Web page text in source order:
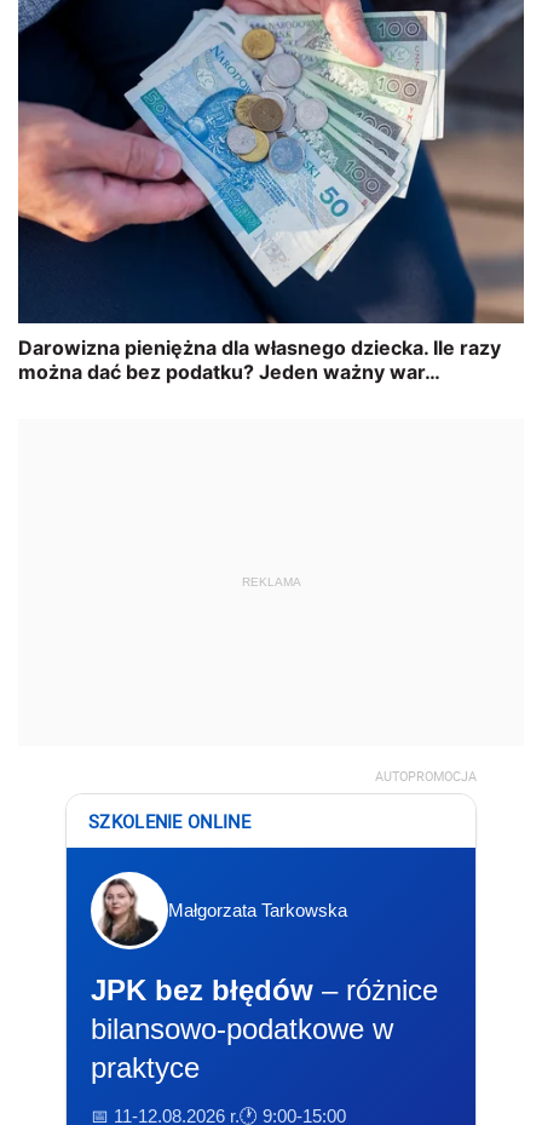
REKLAMA
AUTOPROMOCJA
SZKOLENIE ONLINE
Małgorzata Tarkowska
JPK bez błędów – różnice
bilansowo-podatkowe w
praktyce
📅 11-12.08.2026 r.🕐 9:00-15:00